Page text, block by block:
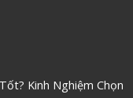
Kinh Nghiệm Chọn